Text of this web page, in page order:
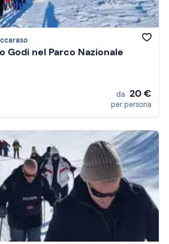
Godi nel Parco Nazionale
da 20 €
per persona